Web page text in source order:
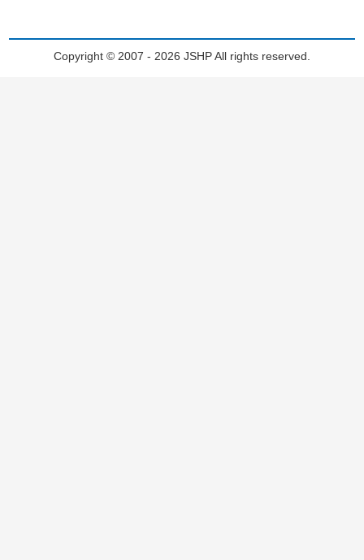
Copyright © 2007 - 2026 JSHP All rights reserved.